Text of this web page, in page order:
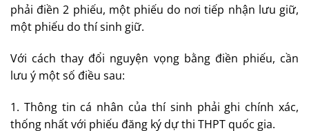
phải điền 2 phiếu, một phiếu do nơi tiếp nhận lưu giữ,
một phiếu do thí sinh giữ.
Với cách thay đổi nguyện vọng bằng điền phiếu, cần
lưu ý một số điều sau:
1. Thông tin cá nhân của thí sinh phải ghi chính xác,
thống nhất với phiếu đăng ký dự thi THPT quốc gia.